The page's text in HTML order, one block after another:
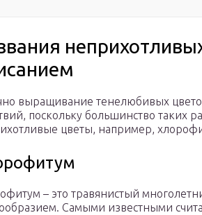
выращивание тенелюбивых
поскольку большинство таких
цветы, например,
– это травянистый
Самыми известными